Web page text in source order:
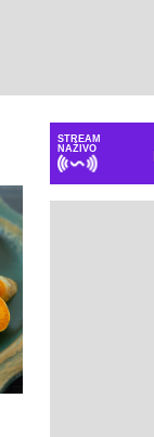
STREAM
NAŽIVO